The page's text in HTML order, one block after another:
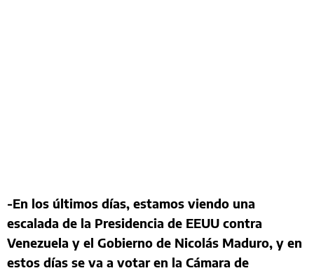
-En los últimos días, estamos viendo una
escalada de la Presidencia de EEUU contra
Venezuela y el Gobierno de Nicolás Maduro, y en
estos días se va a votar en la Cámara de